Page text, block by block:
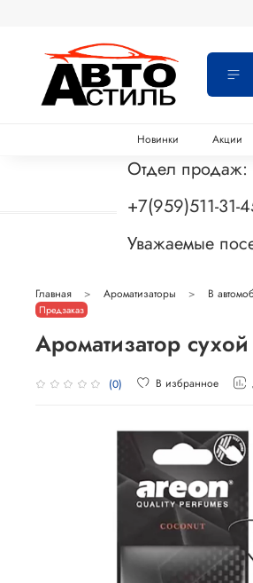
Новинки Акции
Отдел продаж:
+7(959)511-
Уважаемые
Главная Ароматизаторы В
Предзаказ
Ароматизатор
(0) В избранное